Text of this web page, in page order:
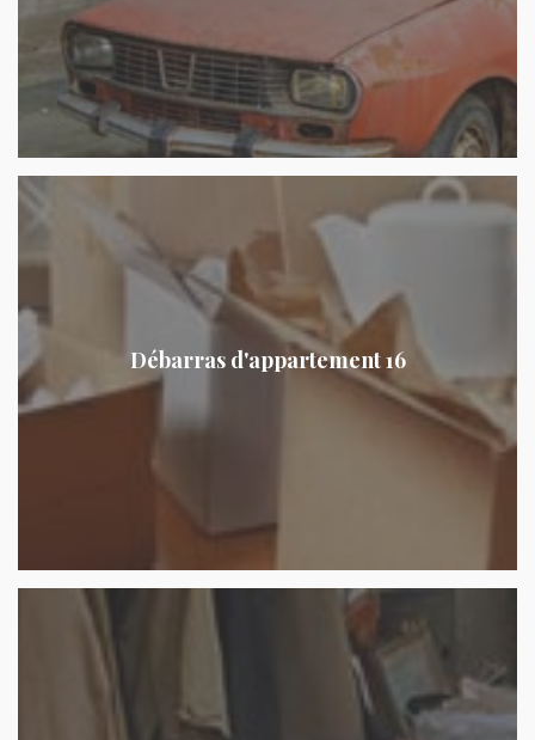
Débarras d'appartement 16